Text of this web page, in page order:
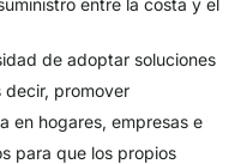
de adoptar soluciones
decir, promover
en hogares, empresas e
para que los propios